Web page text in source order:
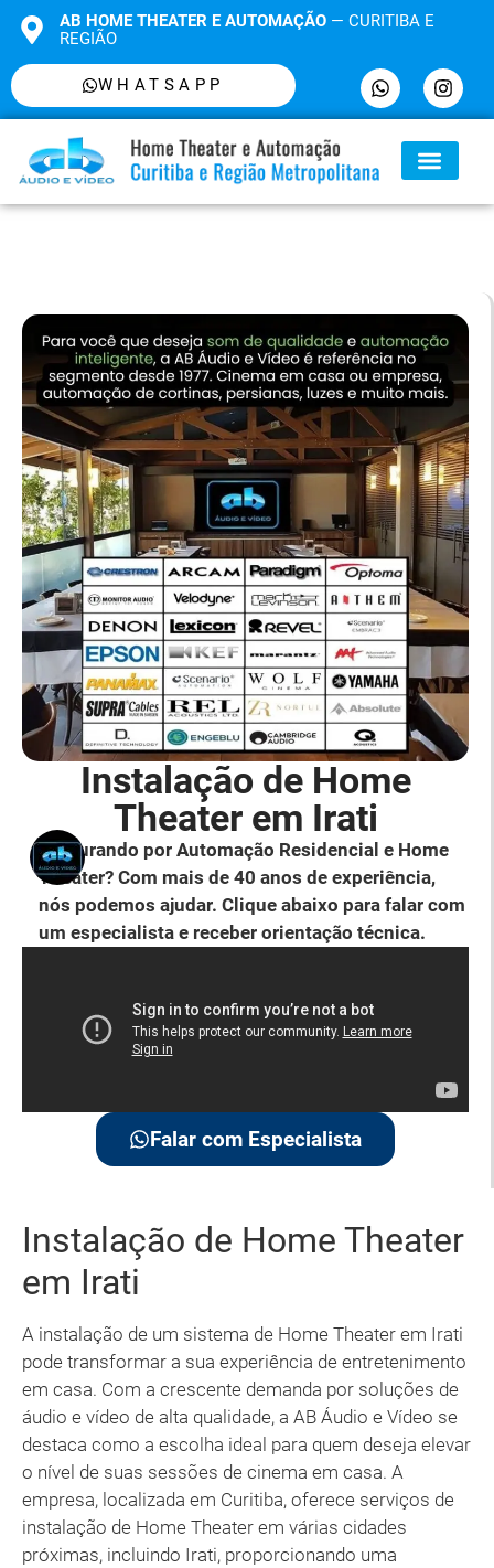
AB HOME THEATER E AUTOMAÇÃO— CURITIBA E
REGIÃO
WHATSAPP
Instalação de Home
Theater em Irati
Procurando por Automação Residencial e Home
Theater? Com mais de 40 anos de experiência,
nós podemos ajudar. Clique abaixo para falar com
um especialista e receber orientação técnica.
Falar com Especialista
Instalação de Home Theater
em Irati
A instalação de um sistema de Home Theater em Irati
pode transformar a sua experiência de entretenimento
em casa. Com a crescente demanda por soluções de
áudio e vídeo de alta qualidade, a AB Áudio e Vídeo se
destaca como a escolha ideal para quem deseja elevar
o nível de suas sessões de cinema em casa. A
empresa, localizada em Curitiba, oferece serviços de
instalação de Home Theater em várias cidades
próximas, incluindo Irati, proporcionando uma